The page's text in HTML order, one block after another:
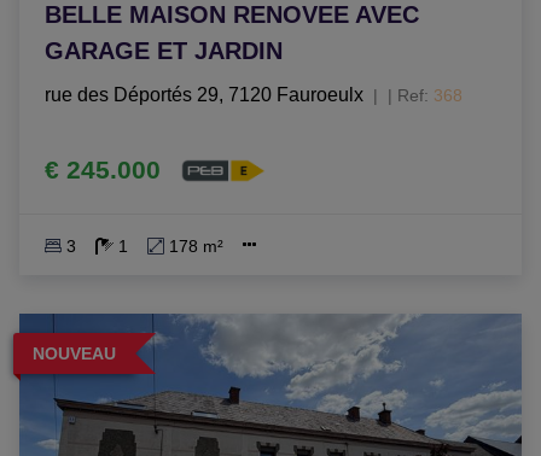
BELLE MAISON RENOVEE AVEC
GARAGE ET JARDIN
rue des Déportés 29, 7120 Fauroeulx | Ref: 368
€ 245.000
3 1 178 m²
NOUVEAU